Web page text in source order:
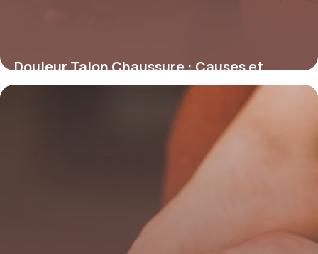
Douleur Talon Chaussure : Causes et
Solutions